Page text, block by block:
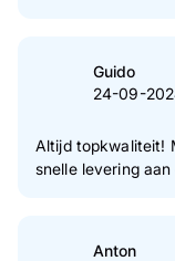
Guido
24-09-
Altijd topkwaliteit!
snelle levering
Anton